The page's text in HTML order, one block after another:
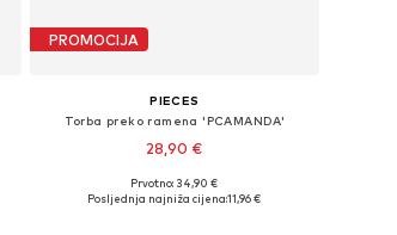
PROMOCIJA
PIECES
Torba preko ramena 'PCAMANDA'
28,90 €
Dostupne veličine: One Size
Prvotno: 34,90 €
Posljednja najniža cijena:11,96 €